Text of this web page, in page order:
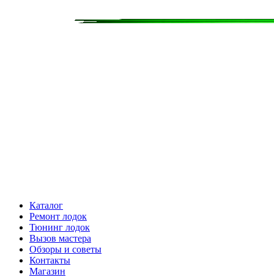
Каталог
Ремонт лодок
Тюнинг лодок
Вызов мастера
Обзоры и советы
Контакты
Магазин